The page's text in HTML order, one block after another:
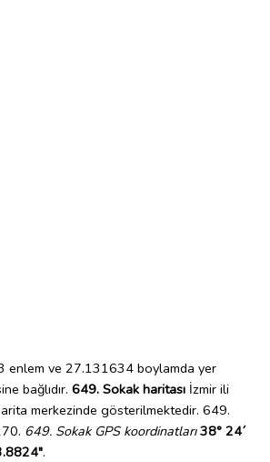
ve 27.131634 boylamda yer
bağlıdır. 649. Sokak haritası İzmir ili
merkezinde gösterilmektedir. 649.
649. Sokak GPS koordinatları 38° 24´
.